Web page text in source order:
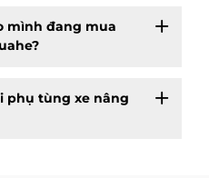
mình đang mua
phụ tùng xe nâng